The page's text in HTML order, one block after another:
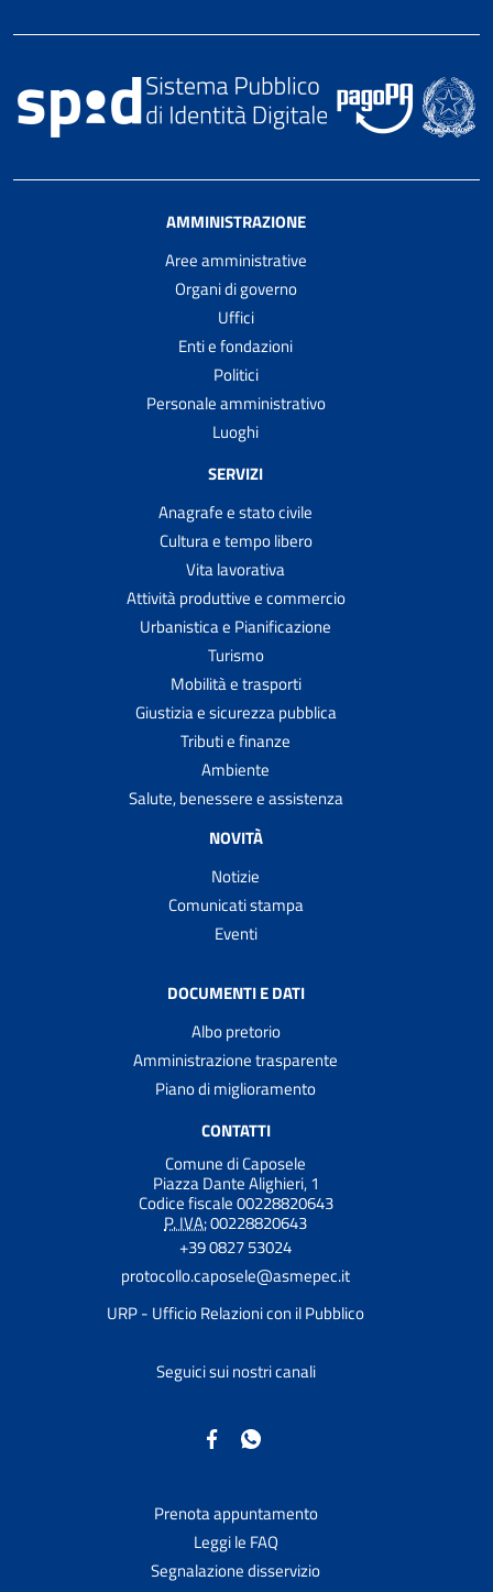
AMMINISTRAZIONE
Aree amministrative
Organi di governo
Uffici
Enti e fondazioni
Politici
Personale amministrativo
Luoghi
SERVIZI
Anagrafe e stato civile
Cultura e tempo libero
Vita lavorativa
Attività produttive e commercio
Urbanistica e Pianificazione
Turismo
Mobilità e trasporti
Giustizia e sicurezza pubblica
Tributi e finanze
Ambiente
Salute, benessere e assistenza
NOVITÀ
Notizie
Comunicati stampa
Eventi
DOCUMENTI E DATI
Albo pretorio
Amministrazione trasparente
Piano di miglioramento
CONTATTI
Comune di Caposele
Piazza Dante Alighieri, 1
Codice fiscale 00228820643
P. IVA:00228820643
+39 0827 53024
protocollo.caposele@asmepec.it
URP - Ufficio Relazioni con il Pubblico
Seguici sui nostri canali
Prenota appuntamento
Leggi le FAQ
Segnalazione disservizio